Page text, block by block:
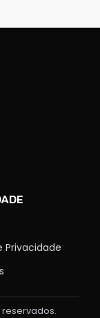
Privacidade